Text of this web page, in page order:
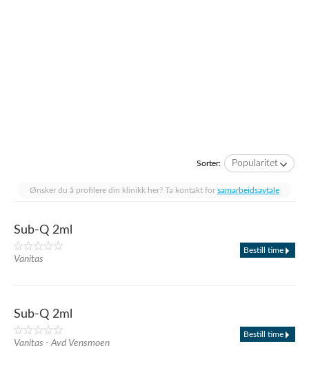
Sorter: Popularitet
Ønsker du å profilere din klinikk her? Ta kontakt for samarbeidsavtale
Sub-Q 2ml
Vanitas
Bestill time
Sub-Q 2ml
Vanitas - Avd Vensmoen
Bestill time